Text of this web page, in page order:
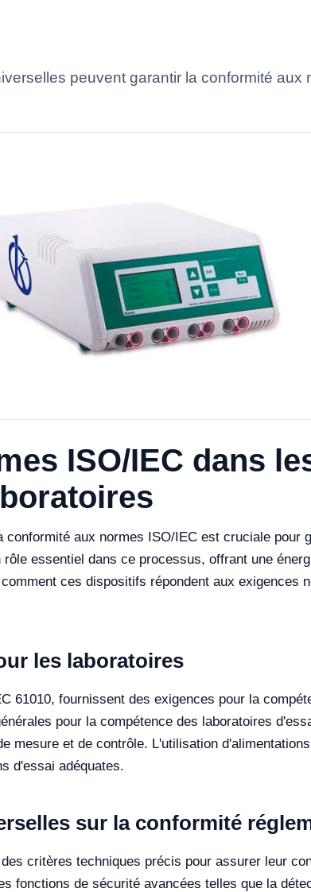
peuvent garantir la conformité aux
ISO/IEC dans
conformité aux normes ISO/IEC est cruciale pour
essentiel dans ce processus, offrant une
ces dispositifs répondent aux exigences
les laboratoires
61010, fournissent des exigences pour la
pour la compétence des laboratoires
mesure et de contrôle. L'utilisation
d'essai adéquates.
sur la conformité
critères techniques précis pour assurer leur
fonctions de sécurité avancées telles que la